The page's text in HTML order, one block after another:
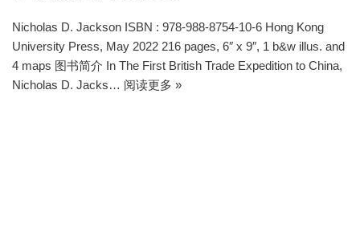
Nicholas D. Jackson ISBN : 978-988-8754-10-6 Hong Kong
University Press, May 2022 216 pages, 6″ x 9″, 1 b&w illus. and
4 maps 图书简介 In The First British Trade Expedition to China,
Nicholas D. Jacks… 阅读更多 »